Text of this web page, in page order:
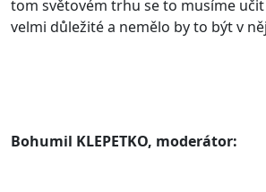
tom světovém trhu se to musíme
velmi důležité a nemělo by to být v
Bohumil KLEPETKO, moderátor: